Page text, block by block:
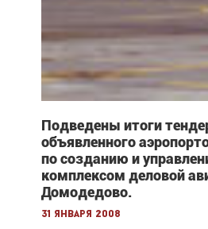
Подведены итоги
объявленного
по созданию и
комплексом деловой
Домодедово.
31 января 2008